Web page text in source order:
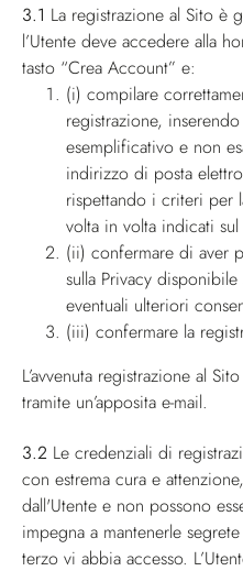
3.1 La registrazione al Sito è
l’Utente deve accedere alla
tasto “Crea Account” e:
(i) compilare
registrazione,
esemplificativo e non
indirizzo di posta
rispettando i criteri per
volta in volta indicati
(ii) confermare di aver
sulla Privacy
eventuali ulteriori
(iii) confermare la
L’avvenuta registrazione al
tramite un’apposita e-mail.
3.2 Le credenziali di
con estrema cura e
dall'Utente e non possono
impegna a mantenerle
terzo vi abbia accesso.